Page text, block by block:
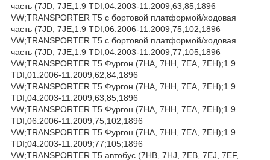
часть (7JD, 7JE;1.9 TDI;04.2003-11.2009;63;85;1896
VW;TRANSPORTER T5 c бортовой платформой/ходовая
часть (7JD, 7JE;1.9 TDI;06.2006-11.2009;75;102;1896
VW;TRANSPORTER T5 c бортовой платформой/ходовая
часть (7JD, 7JE;1.9 TDI;04.2003-11.2009;77;105;1896
VW;TRANSPORTER T5 Фургон (7HA, 7HH, 7EA, 7EH);1.9
TDI;01.2006-11.2009;62;84;1896
VW;TRANSPORTER T5 Фургон (7HA, 7HH, 7EA, 7EH);1.9
TDI;04.2003-11.2009;63;85;1896
VW;TRANSPORTER T5 Фургон (7HA, 7HH, 7EA, 7EH);1.9
TDI;06.2006-11.2009;75;102;1896
VW;TRANSPORTER T5 Фургон (7HA, 7HH, 7EA, 7EH);1.9
TDI;04.2003-11.2009;77;105;1896
VW;TRANSPORTER T5 автобус (7HB, 7HJ, 7EB, 7EJ, 7EF,